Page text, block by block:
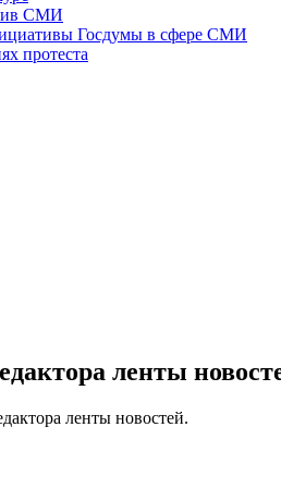
СМИ
Госдумы в сфере СМИ
протеста
ленты
ленты новостей.